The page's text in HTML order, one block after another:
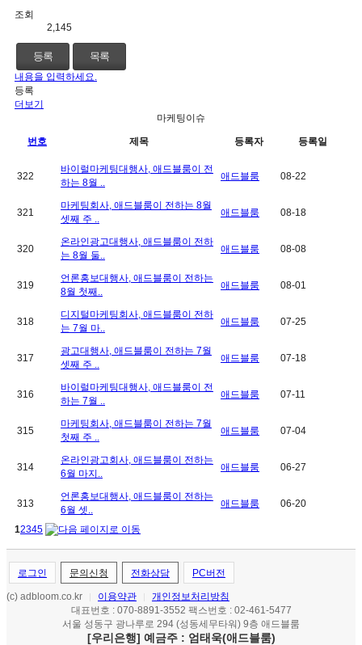
조회
2,145
등록 목록
내용을 입력하세요.
등록
더보기
마케팅이슈
번호 제목 등록자 등록일
322
바이럴마케팅대행사, 애드블룸이 전
하는 8월 ..
애드블룸 08-22
321
마케팅회사, 애드블룸이 전하는 8월
셋째 주 ..
애드블룸 08-18
320
온라인광고대행사, 애드블룸이 전하
는 8월 둘..
애드블룸 08-08
319
언론홍보대행사, 애드블룸이 전하는
8월 첫째..
애드블룸 08-01
318
디지털마케팅회사, 애드블룸이 전하
는 7월 마..
애드블룸 07-25
317
광고대행사, 애드블룸이 전하는 7월
셋째 주 ..
애드블룸 07-18
316
바이럴마케팅대행사, 애드블룸이 전
하는 7월 ..
애드블룸 07-11
315
마케팅회사, 애드블룸이 전하는 7월
첫째 주 ..
애드블룸 07-04
314
온라인광고회사, 애드블룸이 전하는
6월 마지..
애드블룸 06-27
313
언론홍보대행사, 애드블룸이 전하는
6월 셋..
애드블룸 06-20
12345
로그인 문의신청 전화상담 PC버전
(c) adbloom.co.kr 이용약관
개인정보처리방침
대표번호 : 070-8891-3552 팩스번호 : 02-461-5477
서울 성동구 광나루로 294 (성동세무타워) 9층 애드블룸
[우리은행] 예금주 : 엄태욱(애드블룸)